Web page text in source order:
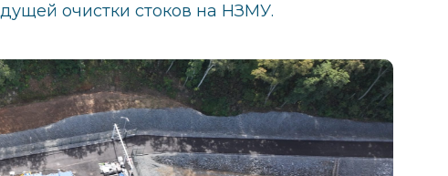
очистки стоков на НЗМУ.